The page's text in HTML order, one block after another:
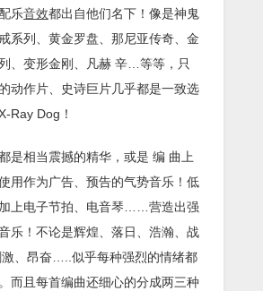
乐音效都出自他们名下！像是神鬼
系列、黄金罗盘、那尼亚传奇、金
、变形金刚、凡赫 辛…等等，只
动作片、史诗巨片几乎都是一致选
Ray Dog！
是相当震撼的精华，或是 编 曲上
用作为广告、预告的气势音乐！低
上电子节拍、电音琴……营造出强
乐！不论是辉煌、落日、浩瀚、战
、昂奋…..似乎每种强烈的情绪都
而且每首编曲还细心的分成两三种